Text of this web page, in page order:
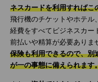
ネスカードを利用すればこ
飛行機のチケットやホテル
経費をすべてビジネスカー
前払いや精算が必要ありま
保険も利用できるので、別
が一の事態に備えられます